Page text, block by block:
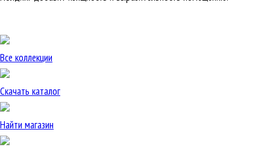
Все коллекции
Скачать каталог
Найти магазин